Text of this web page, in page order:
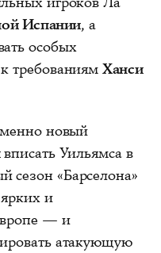
Испании, а
особых
требованиямХанси
новый
Уильямса в
«Барселона»
и
— и
атакующую